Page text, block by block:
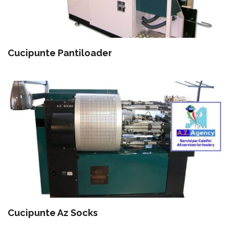
Cucipunte Pantiloader
Cucipunte Az Socks